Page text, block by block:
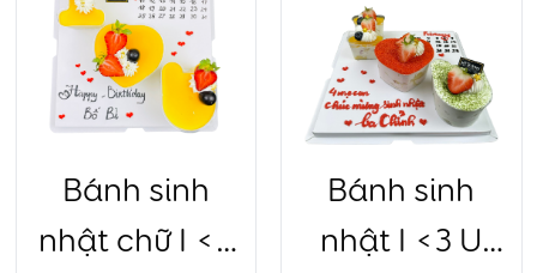
Bánh sinh
nhật chữ I <3
Bánh sinh
nhật I <3 U